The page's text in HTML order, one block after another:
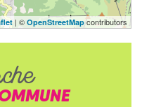
| © OpenStreetMapcontributors